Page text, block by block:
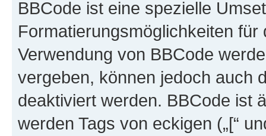
BBCode ist eine spezielle
Formatierungsmöglichkeiten
Verwendung von BBCode
vergeben, können jedoch auch
deaktiviert werden. BBCode ist
werden Tags von eckigen („[“